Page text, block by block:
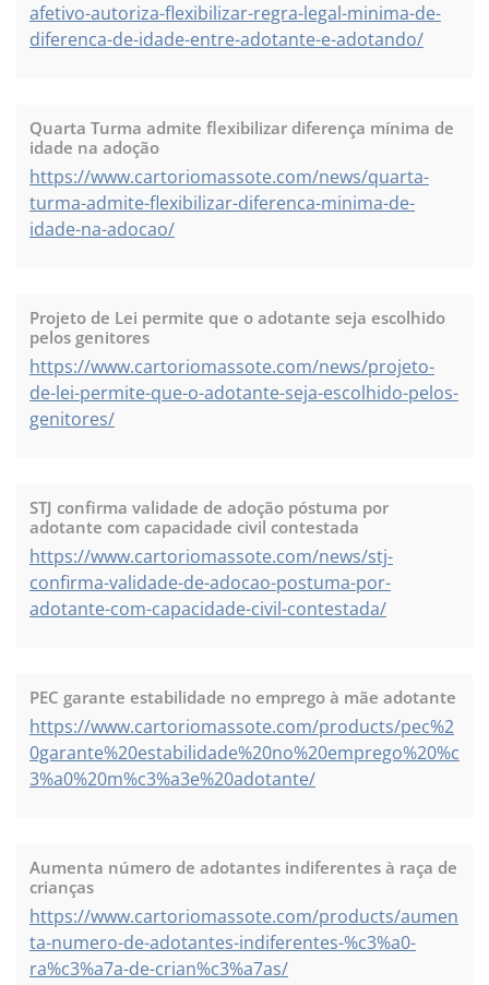
afetivo-autoriza-flexibilizar-regra-legal-minima-de-
diferenca-de-idade-entre-adotante-e-adotando/
Quarta Turma admite flexibilizar diferença mínima de
idade na adoção
https://www.cartoriomassote.com/news/quarta-
turma-admite-flexibilizar-diferenca-minima-de-
idade-na-adocao/
Projeto de Lei permite que o adotante seja escolhido
pelos genitores
https://www.cartoriomassote.com/news/projeto-
de-lei-permite-que-o-adotante-seja-escolhido-pelos-
genitores/
STJ confirma validade de adoção póstuma por
adotante com capacidade civil contestada
https://www.cartoriomassote.com/news/stj-
confirma-validade-de-adocao-postuma-por-
adotante-com-capacidade-civil-contestada/
PEC garante estabilidade no emprego à mãe adotante
https://www.cartoriomassote.com/products/pec%2
0garante%20estabilidade%20no%20emprego%20%c
3%a0%20m%c3%a3e%20adotante/
Aumenta número de adotantes indiferentes à raça de
crianças
https://www.cartoriomassote.com/products/aumen
ta-numero-de-adotantes-indiferentes-%c3%a0-
ra%c3%a7a-de-crian%c3%a7as/